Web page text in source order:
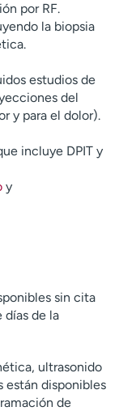
por RF.
la biopsia
estudios de
del
y para el dolor).
incluye DPIT y
y
sin cita
días de la
ultrasonido
disponibles
de